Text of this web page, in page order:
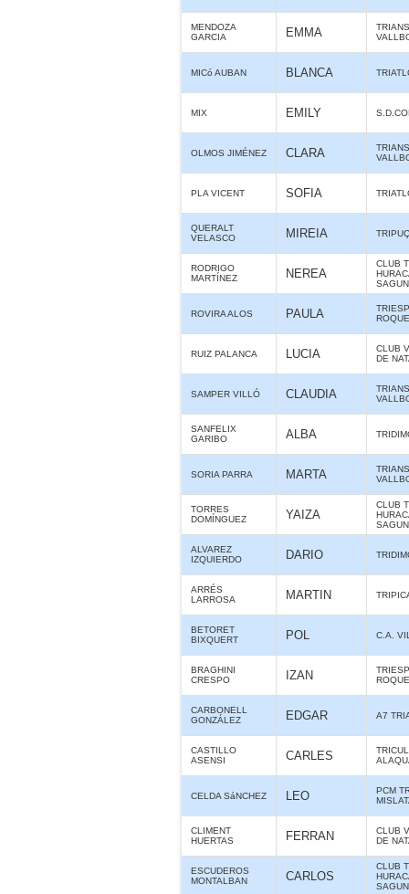
MENDOZA
GARCIA
EMMA
MICó AUBAN BLANCA
MIX EMILY
OLMOS JIMÉNEZ CLARA
PLA VICENT SOFIA
QUERALT
VELASCO
MIREIA
RODRIGO
MARTÍNEZ
NEREA
CLUB
ROVIRA ALOS PAULA
RUIZ PALANCA LUCIA
CLUB
DE
SAMPER VILLÓ CLAUDIA
SANFELIX
GARIBO
ALBA
SORIA PARRA MARTA
TORRES
DOMÍNGUEZ
YAIZA
CLUB
ALVAREZ
IZQUIERDO
DARIO
ARRÉS
LARROSA
MARTIN
BETORET
BIXQUERT
POL C.A.
BRAGHINI
CRESPO
IZAN
CARBONELL
GONZÁLEZ
EDGAR A7
CASTILLO
ASENSI
CARLES
CELDA SáNCHEZ LEO
PCM
CLIMENT
HUERTAS
FERRAN
CLUB
DE
ESCUDEROS
MONTALBAN
CARLOS
CLUB